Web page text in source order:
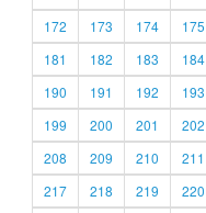
172
173 174 175
181
182 183 184
190
191 192 193
199
200 201 202
208
209 210 211
217
218 219 220